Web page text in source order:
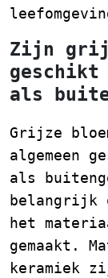
Zijn
geschikt
als
Grijze
algemeen
als
belangrijk
het
gemaakt.
keramiek